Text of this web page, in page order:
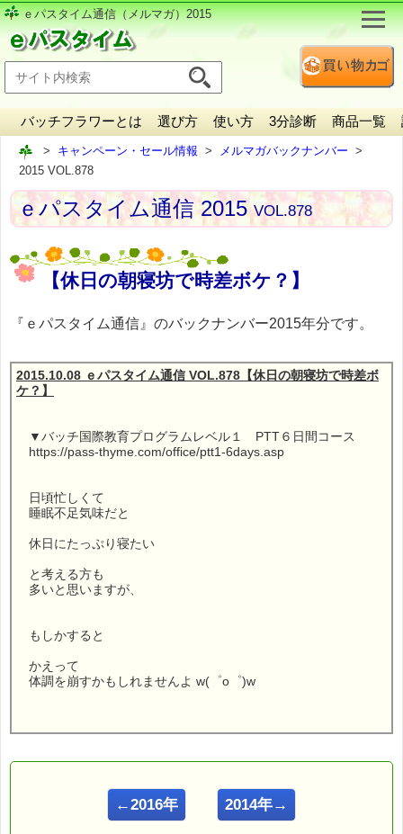
ｅパスタイム通信（メルマガ）2015
バッチフラワーとは 選び方 使い方 3分診断 商品一覧
キャンペーン・セール情報
メルマガバックナンバー
2015 VOL.878
ｅパスタイム通信 2015VOL.878
【休日の朝寝坊で時差ボケ？】
『ｅパスタイム通信』のバックナンバー2015年分です。
2015.10.08 ｅパスタイム通信 VOL.878【休日の朝寝坊で時差ボ
ケ？】
▼バッチ国際教育プログラムレベル１ PTT６日間コース
https://pass-thyme.com/office/ptt1-6days.asp
日頃忙しくて
睡眠不足気味だと
休日にたっぷり寝たい
と考える方も
多いと思いますが、
もしかすると
かえって
体調を崩すかもしれませんよ w(゜o゜)w
ルコ＠千葉るみこ （主婦、二児の母） でございます。
←2016年 2014年→